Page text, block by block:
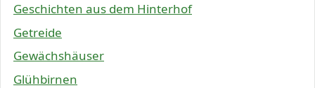
Geschichten aus dem Hinterhof
Getreide
Gewächshäuser
Glühbirnen